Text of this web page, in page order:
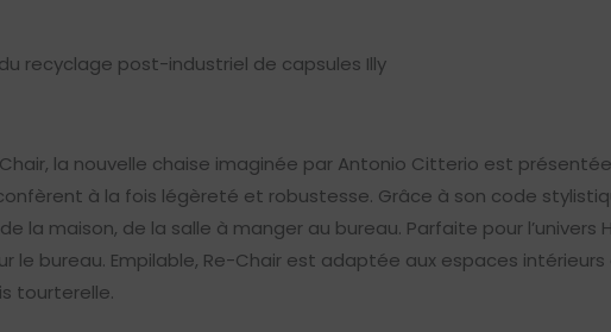
recyclage post-industriel de capsules Illy
la nouvelle chaise imaginée par Antonio Citterio est
à la fois légèreté et robustesse. Grâce à son code
la maison, de la salle à manger au bureau. Parfaite pour l’univers
bureau. Empilable, Re-Chair est adaptée aux espaces intérieurs
tourterelle.